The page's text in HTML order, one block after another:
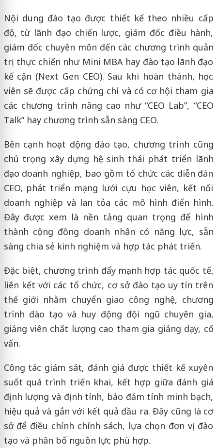
Nội dung đào tạo được thiết kế theo nhiều cấp
độ, từ lãnh đạo chiến lược, giám đốc điều hành,
giám đốc chuyên môn đến các chương trình quản
trị thực chiến như Mini MBA hay đào tạo lãnh đạo
kế cận (Next Gen CEO). Sau khi hoàn thành, học
viên sẽ được cấp chứng chỉ và có cơ hội tham gia
các chương trình nâng cao như “CEO Lab”, “CEO
Talk” hay chương trình sẵn sàng CEO.
Bên cạnh hoạt động đào tạo, chương trình cũng
chú trọng xây dựng hệ sinh thái phát triển lãnh
đạo doanh nghiệp, bao gồm tổ chức các diễn đàn
CEO, phát triển mạng lưới cựu học viên, kết nối
doanh nghiệp và lan tỏa các mô hình điển hình.
Đây được xem là nền tảng quan trọng để hình
thành cộng đồng doanh nhân có năng lực, sẵn
sàng chia sẻ kinh nghiệm và hợp tác phát triển.
Đặc biệt, chương trình đẩy mạnh hợp tác quốc tế,
liên kết với các tổ chức, cơ sở đào tạo uy tín trên
thế giới nhằm chuyển giao công nghệ, chương
trình đào tạo và huy động đội ngũ chuyên gia,
giảng viên chất lượng cao tham gia giảng dạy, cố
vấn.
Công tác giám sát, đánh giá được thiết kế xuyên
suốt quá trình triển khai, kết hợp giữa đánh giá
định lượng và định tính, bảo đảm tính minh bạch,
hiệu quả và gắn với kết quả đầu ra. Đây cũng là cơ
sở để điều chỉnh chính sách, lựa chọn đơn vị đào
tạo và phân bổ nguồn lực phù hợp.